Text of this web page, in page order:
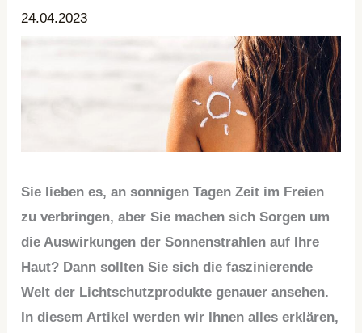
24.04.2023
Sie lieben es, an sonnigen Tagen Zeit im Freien
zu verbringen, aber Sie machen sich Sorgen um
die Auswirkungen der Sonnenstrahlen auf Ihre
Haut? Dann sollten Sie sich die faszinierende
Welt der Lichtschutzprodukte genauer ansehen.
In diesem Artikel werden wir Ihnen alles erklären,